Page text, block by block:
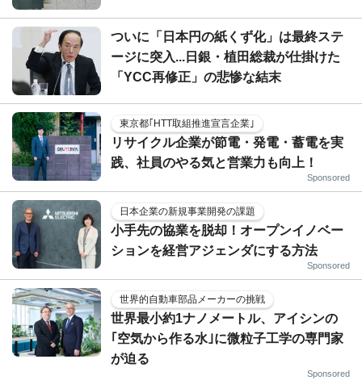
ついに「日本円の紙くず化」は最終ステ
ージに突入...日銀・植田総裁が仕掛けた
「YCC再修正」の悲惨な結末
東京都｢HTT取組推進宣言企業｣
リサイクル企業が節電・発電・蓄電を実
践、社員のやる気と営業力も向上！
Sponsored
日本企業の新規事業開発の課題
小手先の協業を脱却！オープンイノベー
ションを経営アジェンダにする方法
Sponsored
世界的自動車部品メーカーの挑戦
世界最小約1ナノメートル、アイシンの
｢空気から作る水｣に微粒子工学の専門家
が迫る
Sponsored